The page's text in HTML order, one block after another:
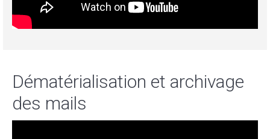
Dématérialisation et archivage
des mails